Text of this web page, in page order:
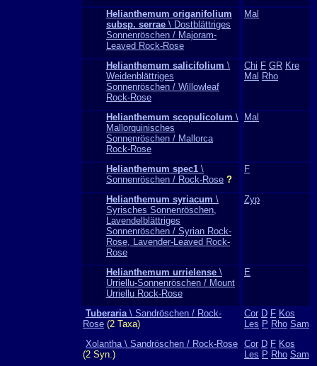
Helianthemum origanifolium
subsp. serrae \ Dostblättriges
Sonnenröschen / Majoram-
Leaved Rock-Rose
Mal
Helianthemum salicifolium \
Weidenblättriges
Sonnenröschen / Willowleaf
Rock-Rose
Chi F GR Kre
Mal Rho
Helianthemum scopulicolum \
Mallorquinisches
Sonnenröschen / Mallorca
Rock-Rose
Mal
Helianthemum spec1 \
Sonnenröschen / Rock-Rose ?
F
Helianthemum syriacum \
Syrisches Sonnenröschen,
Lavendelblättriges
Sonnenröschen / Syrian Rock-
Rose, Lavender-Leaved Rock-
Rose
Zyp
Helianthemum urrielense \
Urriellu-Sonnenröschen / Mount
Urriellu Rock-Rose
E
Tuberaria\ Sandröschen / Rock-
Rose (2 Taxa)
Cor D F Kos
Les P Rho Sam
Xolantha \ Sandröschen / Rock-Rose
(2 Syn.)
Cor D F Kos
Les P Rho Sam